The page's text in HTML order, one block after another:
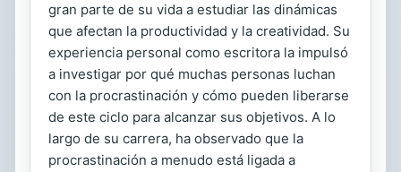
gran parte de su vida a estudiar las dinámicas
que afectan la productividad y la creatividad. Su
experiencia personal como escritora la impulsó
a investigar por qué muchas personas luchan
con la procrastinación y cómo pueden liberarse
de este ciclo para alcanzar sus objetivos. A lo
largo de su carrera, ha observado que la
procrastinación a menudo está ligada a